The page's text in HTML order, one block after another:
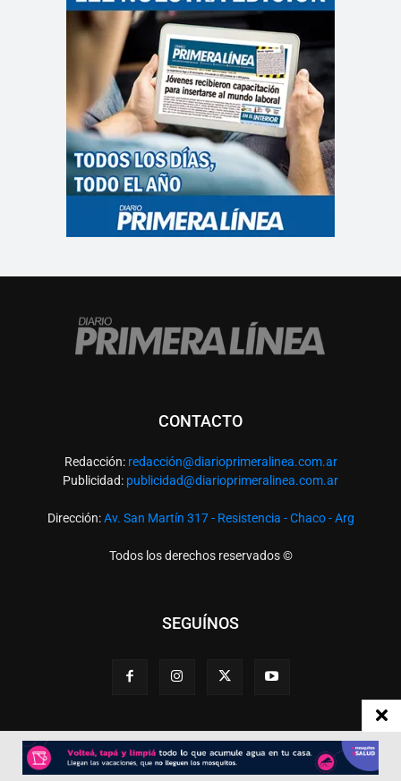
CONTACTO
Redacción: redacción@diarioprimeralinea.com.ar
Publicidad: publicidad@diarioprimeralinea.com.ar
Dirección:Av. San Martín 317 - Resistencia - Chaco - Arg
Todos los derechos reservados ©
SEGUÍNOS
Desarrollado porTP. Web Studio